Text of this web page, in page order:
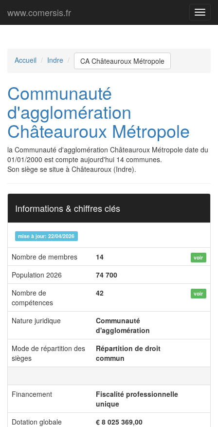
Menu
www.comersis.fr
Accueil Indre CA Châteauroux Métropole
Communauté
d'agglomération
Châteauroux Métropole
la Communauté d'agglomération Châteauroux Métropole date du
01/01/2000 est compte aujourd'hui 14 communes.
Son siège se situe à Châteauroux (Indre).
Informations & chiffres clés
mise à jour: 22/04/2026
Nombre de membres 14 voir
Population 2026
74 700
Nombre de
compétences
42 voir
Nature juridique
Communauté
d'agglomération
Mode de répartition des
sièges
Répartition de droit
commun
Financement
Fiscalité professionnelle
unique
Dotation globale
€ 8 025 369,00